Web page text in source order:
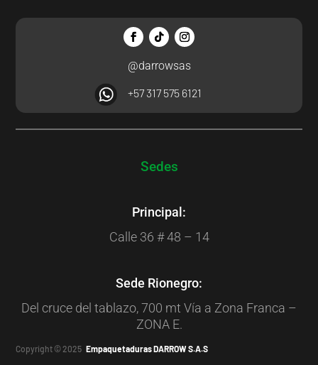
@darrowsas
+57 317 575 6121
Sedes
Principal:
Calle 36 # 48 – 14
Sede Rionegro:
Del cruce del tablazo, 700 mt Vía a Zona Franca –
ZONA E.
Copyright © 2025Empaquetaduras DARROW S.A.S